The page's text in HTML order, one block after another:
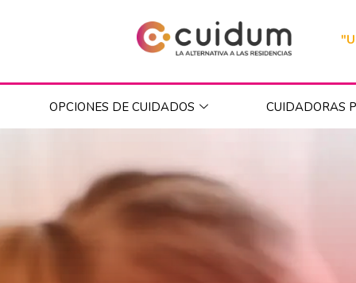
OPCIONES DE CUIDADOS CUIDADORAS